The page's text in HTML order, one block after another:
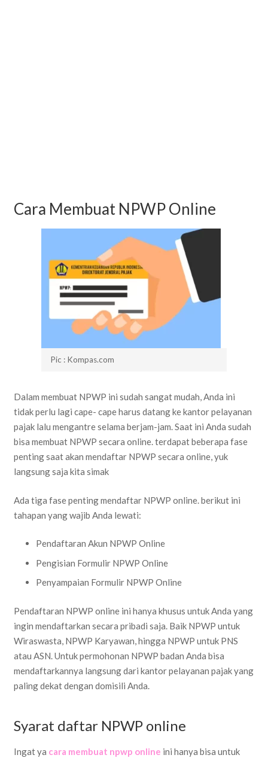
Cara Membuat NPWP Online
Pic : Kompas.com
Dalam membuat NPWP ini sudah sangat mudah, Anda ini
tidak perlu lagi cape- cape harus datang ke kantor pelayanan
pajak lalu mengantre selama berjam-jam. Saat ini Anda sudah
bisa membuat NPWP secara online. terdapat beberapa fase
penting saat akan mendaftar NPWP secara online, yuk
langsung saja kita simak
Ada tiga fase penting mendaftar NPWP online. berikut ini
tahapan yang wajib Anda lewati:
Pendaftaran Akun NPWP Online
Pengisian Formulir NPWP Online
Penyampaian Formulir NPWP Online
Pendaftaran NPWP online ini hanya khusus untuk Anda yang
ingin mendaftarkan secara pribadi saja. Baik NPWP untuk
Wiraswasta, NPWP Karyawan, hingga NPWP untuk PNS
atau ASN. Untuk permohonan NPWP badan Anda bisa
mendaftarkannya langsung dari kantor pelayanan pajak yang
paling dekat dengan domisili Anda.
Syarat daftar NPWP online
Ingat ya cara membuat npwp online ini hanya bisa untuk